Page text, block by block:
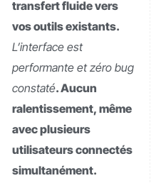
transfert fluide vers
vos outils existants.
L’interface est
performante et zéro bug
constaté. Aucun
ralentissement, même
avec plusieurs
utilisateurs connectés
simultanément.